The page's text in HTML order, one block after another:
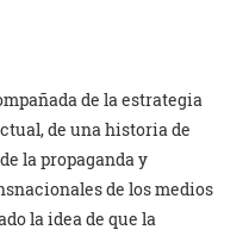
de la estrategia
de una historia de
la propaganda y
de los medios
la idea de que la